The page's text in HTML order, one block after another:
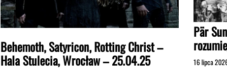
Behemoth, Satyricon, Rotting Christ –
Hala Stulecia, Wrocław – 25.04.25
Pär
16 lipca